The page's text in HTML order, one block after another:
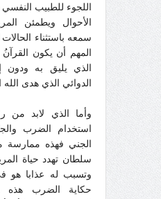
اللجوء للطبيب
الأحوال ويطمئن
سمعه باستثناء الحالات
المهم أن يكون
الذي يليق به ودون
الدوائي الذي هدى الله
وأما الذي لابد من
استخدام الضرب
الجني فهذه ممارسة
سلطان تهدد حياة
وتسبب له عذابا هو
حكاية الضرب هذه